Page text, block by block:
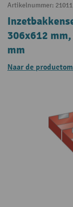
Artikelnummer:
306x612
mm
Naar de